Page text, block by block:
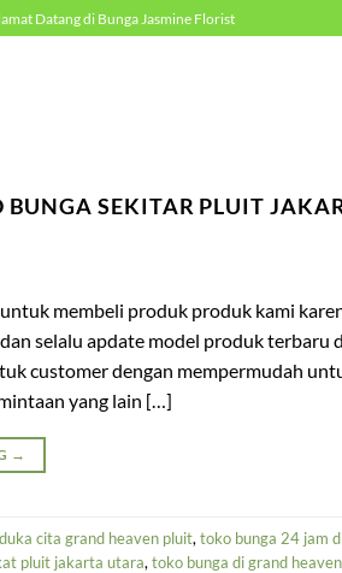
Datang di Bunga Jasmine Florist
BUNGA SEKITAR PLUIT
membeli produk produk kami
selalu apdate model produk terbaru
customer dengan mempermudah
yang lain […]
→
cita grand heaven pluit, toko bunga 24 jam
pluit jakarta utara, toko bunga di grand